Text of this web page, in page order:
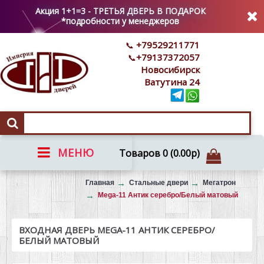
Акция 1+1=3 - ТРЕТЬЯ ДВЕРЬ В ПОДАРОК
*подробности у менеджеров
Товаров 0 (0.00р)
+79529211771
+79137372057
Новосибирск
Ватутина 24
МЕНЮ
Вызов на замер Главная Стальные двери
Мегатрон
Mega-11 Антик серебро/Белый матовый
ВХОДНАЯ ДВЕРЬ MEGA-11 АНТИК СЕРЕБРО/
БЕЛЫЙ МАТОВЫЙ